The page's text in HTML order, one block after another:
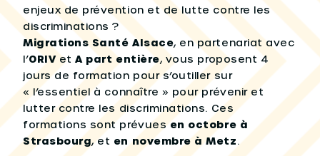
enjeux de prévention et de lutte contre les
discriminations ?
Migrations Santé Alsace, en partenariat avec
l’ORIV etA part entière, vous proposent 4
jours de formation pour s’outiller sur
« l’essentiel à connaître » pour prévenir et
lutter contre les discriminations. Ces
formations sont prévuesen octobre à
Strasbourg, et en novembre à Metz.